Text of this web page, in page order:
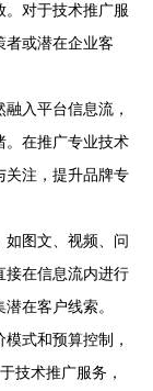
。对于技术推广服
者或潜在企业客
入平台信息流，
。在推广专业技术
关注，提升品牌专
如图文、视频、问
接在信息流内进行
在客户线索。
式和预算控制，
技术推广服务，